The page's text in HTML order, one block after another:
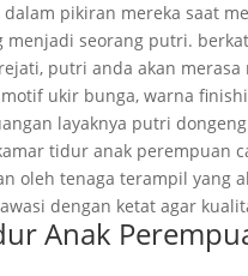
pikiran mereka saat
menjadi seorang putri.
putri anda akan
ukir bunga, warna
layaknya putri
tidur anak perempuan
oleh tenaga terampil yang
dengan ketat agar
Anak